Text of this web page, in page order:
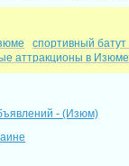
спортивный
аттракционы в Изюме
- (Изюм)